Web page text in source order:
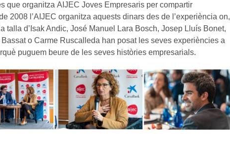
que organitza AIJEC Joves Empresaris per compartir
2008 l’AIJEC organitza aquests dinars des de l’experiència on,
talla d’Isak Andic, José Manuel Lara Bosch, Josep Lluís Bonet,
o Carme Ruscalleda han posat les seves experiències a
puguem beure de les seves històries empresarials.